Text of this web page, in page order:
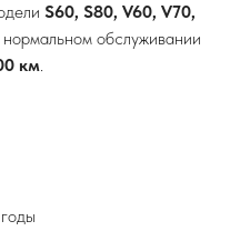
S60, S80, V60, V70,
обслуживании
км.